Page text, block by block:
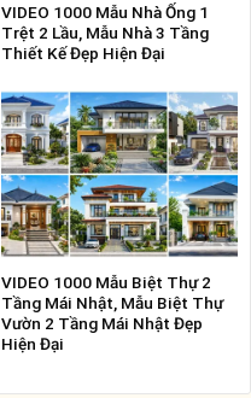
VIDEO 1000 Mẫu Nhà Ống 1
Trệt 2 Lầu, Mẫu Nhà 3 Tầng
Thiết Kế Đẹp Hiện Đại
VIDEO 1000 Mẫu Biệt Thự 2
Tầng Mái Nhật, Mẫu Biệt Thự
Vườn 2 Tầng Mái Nhật Đẹp
Hiện Đại